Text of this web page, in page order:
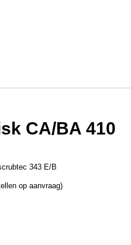
CA/BA 410
343 E/B
op aanvraag)